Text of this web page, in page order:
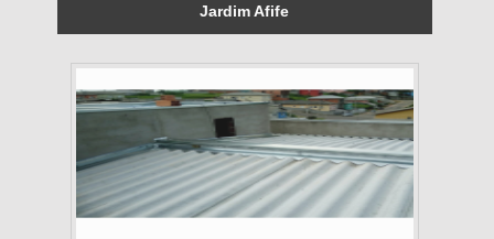
Jardim Afife